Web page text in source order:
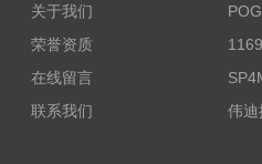
关于我们
荣誉资质
在线留言
联系我们